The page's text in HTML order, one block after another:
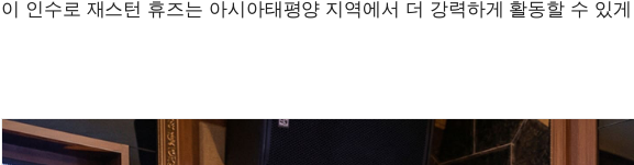
이 인수로 재스턴 휴즈는 아시아태평양 지역에서 더 강력하게 활동할 수 있